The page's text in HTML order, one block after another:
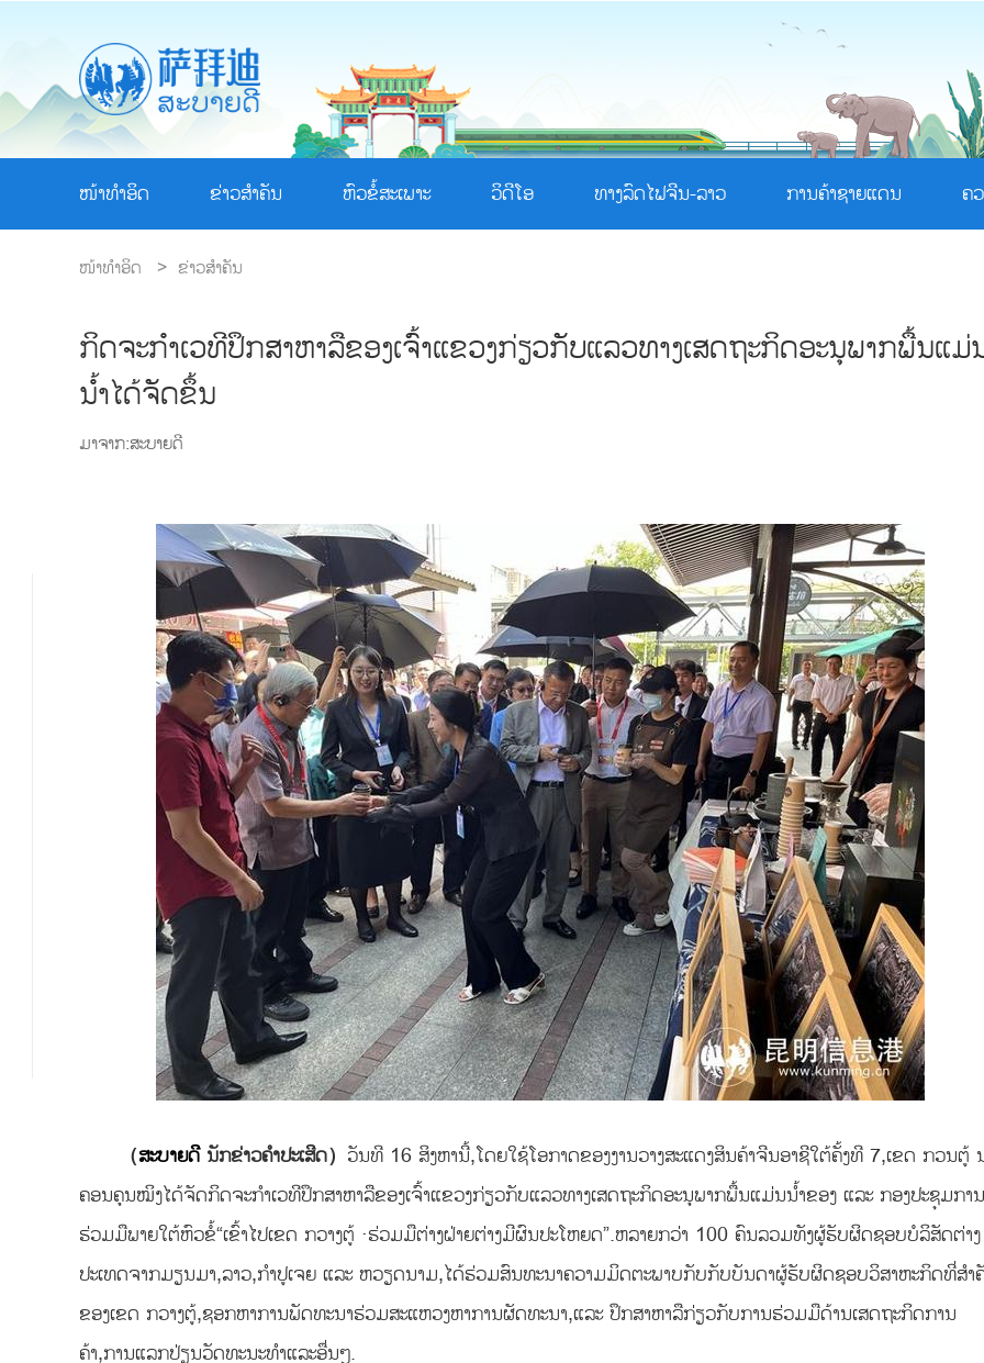
ໜ້າທຳອິດ ຂ່າວສຳຄັນ ຫົວຂໍ້ສະເພາະ ວິດີໂອ ທາງລົດໄຟຈີນ-ລາວ ການຄ້າຊາຍແດນ ຄ
ໜ້າທຳອິດ > ຂ່າວສຳຄັນ
ກິດຈະກຳເວທີປຶກສາຫາລືຂອງເຈົ້າແຂວງກ່ຽວກັບແລວທາງເສດຖະກິດອະນຸພາກພື້ນແມ່
ນໍ້າໄດ້ຈັດຂຶ້ນ
ມາຈາກ:ສະບາຍດີ
（ສະບາຍດີ ນັກຂ່າວຄຳປະເສີດ） ວັນທີ 16 ສິງຫານີ້,ໂດຍໃຊ້ໂອກາດຂອງງານວາງສະແດງສິນຄ້າຈີນອາຊີໃຕ້ຄັ້ງທີ 7,ເຂດ ກວນຕູ້
ຄອນຄຸນໝິງໄດ້ຈັດກິດຈະກຳເວທີປຶກສາຫາລືຂອງເຈົ້າແຂວງກ່ຽວກັບແລວທາງເສດຖະກິດອະນຸພາກພື້ນແມ່ນນໍ້າຂອງ ແລະ ກອງປະຊຸມການ
ຮ່ວມມືພາຍໃຕ້ຫົວຂໍ້“ເຂົ້າໄປເຂດ ກວາງຕູ້ ·ຮ່ວມມືຕ່າງຝ່າຍຕ່າງມີຜົນປະໂຫຍດ”.ຫລາຍກວ່າ 100 ຄົນລວມທັງຜູ້ຮັບຜິດຊອບບໍລິສັດຕ່າງ
ປະເທດຈາກມຽນມາ,ລາວ,ກຳປູເຈຍ ແລະ ຫວຽດນາມ,ໄດ້ຮ່ວມສົນທະນາຄວາມມິດຕະພາບກັບກັບບັນດາຜູ້ຮັບຜິດຊອບວິສາຫະກິດທີ່ສຳ
ຂອງເຂດ ກວາງຕູ້,ຊອກຫາການພັດທະນາຮ່ວມສະແຫວງຫາການຜັດທະນາ,ແລະ ປຶກສາຫາລືກ່ຽວກັບການຮ່ວມມືດ້ານເສດຖະກິດການ
ຄ້າ,ການແລກປ່ຽນວັດທະນະທຳແລະອື່ນໆ.